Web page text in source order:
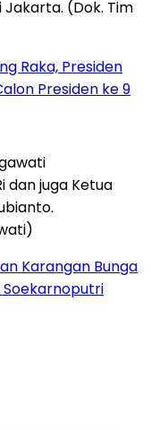
Raka, Presiden
Presiden ke 9
Karangan Bunga
Soekarnoputri